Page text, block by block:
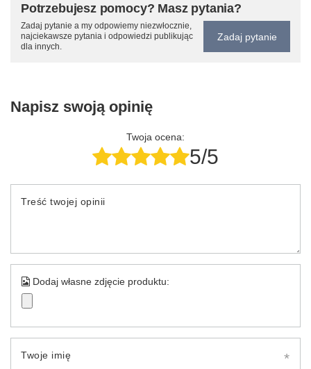
Potrzebujesz pomocy? Masz pytania?
Zadaj pytanie a my odpowiemy niezwłocznie,
najciekawsze pytania i odpowiedzi publikując
dla innych.
Zadaj pytanie
Napisz swoją opinię
Twoja ocena:
5/5
Treść twojej opinii
Dodaj własne zdjęcie produktu:
Twoje imię